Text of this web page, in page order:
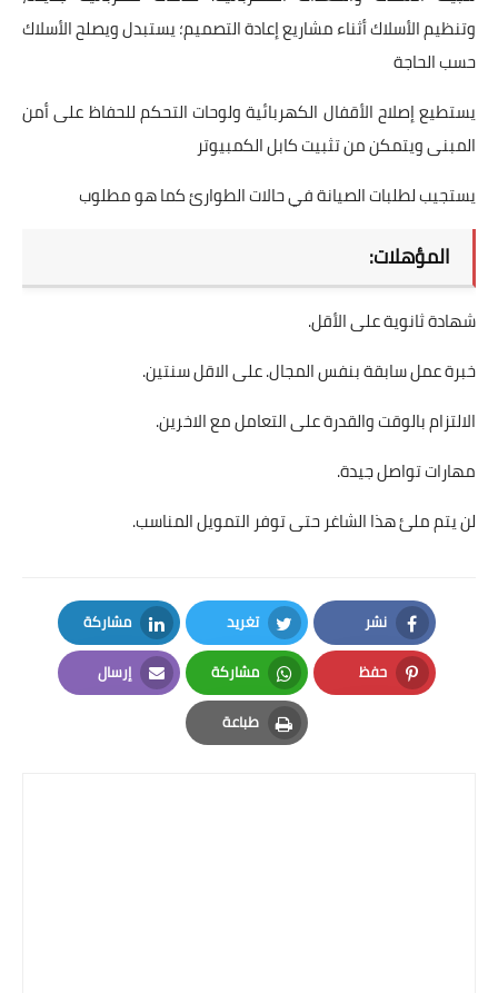
وتنظيم الأسلاك أثناء مشاريع إعادة التصميم؛ يستبدل ويصلح الأسلاك
حسب الحاجة
يستطيع إصلاح الأقفال الكهربائية ولوحات التحكم للحفاظ على أمن
المبنى ويتمكن من تثبيت كابل الكمبيوتر
يستجيب لطلبات الصيانة في حالات الطوارئ كما هو مطلوب
المؤهلات:
شهادة ثانوية على الأقل.
خبرة عمل سابقة بنفس المجال. على الاقل سنتين.
الالتزام بالوقت والقدرة على التعامل مع الاخرين.
مهارات تواصل جيدة.
لن يتم ملئ هذا الشاغر حتى توفر التمويل المناسب.
نشر
Facebook
تغريد
Twitter
مشاركة
LinkedIn
حفظ
Pinterest
مشاركة
Whatsapp
إرسال
Email
طباعة
Print